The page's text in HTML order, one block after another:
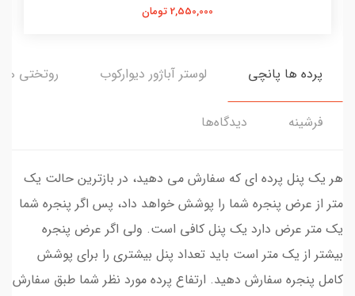
2,550,000 تومان
پرده ها پانچی لوستر آباژور دیوارکوب روتختی ها
فرشینه دیدگاه‌ها
هر یک پنل پرده ای که سفارش می دهید، در بازترین حالت یک
متر از عرض پنجره شما را پوشش خواهد داد، پس اگر پنجره شما
یک متر عرض دارد یک پنل کافی است. ولی اگر عرض پنجره
بیشتر از یک متر است باید تعداد پنل بیشتری را برای پوشش
کامل پنجره سفارش دهید. ارتفاع پرده مورد نظر شما طبق سفارش